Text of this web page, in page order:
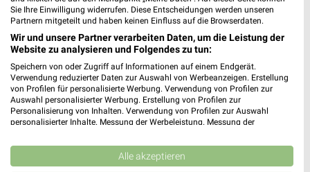
Zurbrüggen
Sie Ihre Einwilligung widerrufen. Diese Entscheidungen werden unseren
Partnern mitgeteilt und haben keinen Einfluss auf die Browserdaten.
Wir und unsere Partner verarbeiten Daten, um die Leistung der
Website zu analysieren und Folgendes zu tun:
Speichern von oder Zugriff auf Informationen auf einem Endgerät.
Verwendung reduzierter Daten zur Auswahl von Werbeanzeigen. Erstellung
von Profilen für personalisierte Werbung. Verwendung von Profilen zur
Auswahl personalisierter Werbung. Erstellung von Profilen zur
Personalisierung von Inhalten. Verwendung von Profilen zur Auswahl
personalisierter Inhalte. Messung der Werbeleistung. Messung der
Kombinationen von Daten aus verschiedenen Quellen. Entwicklung und
Verbesserung der Angebote. Verwendung reduzierter Daten zur Auswahl
von Inhalten.
Alle akzeptieren